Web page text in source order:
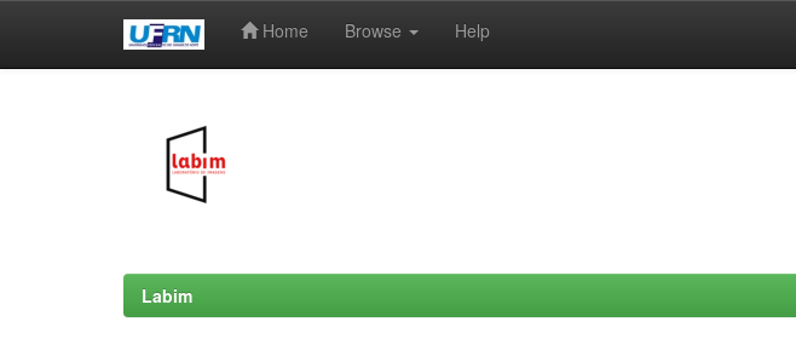
Home Browse Help
Labim